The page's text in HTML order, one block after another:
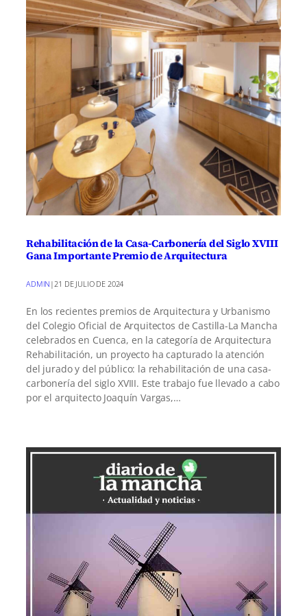
Rehabilitación de la Casa-Carbonería del Siglo XVIII
Gana Importante Premio de Arquitectura
ADMIN | 21 DE JULIO DE 2024
En los recientes premios de Arquitectura y Urbanismo
del Colegio Oficial de Arquitectos de Castilla-La Mancha
celebrados en Cuenca, en la categoría de Arquitectura
Rehabilitación, un proyecto ha capturado la atención
del jurado y del público: la rehabilitación de una casa-
carbonería del siglo XVIII. Este trabajo fue llevado a cabo
por el arquitecto Joaquín Vargas,…